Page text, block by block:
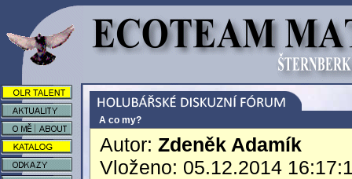
A co my?
Autor: Zdeněk Adamík
Vloženo: 05.12.2014